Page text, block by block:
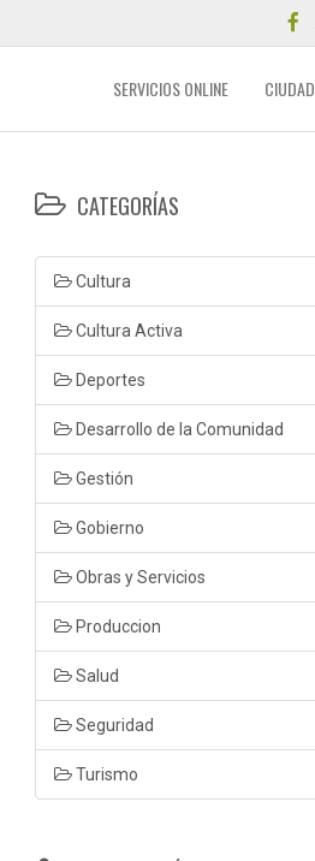
SERVICIOS ONLINE CIUDAD
CATEGORÍAS
Cultura
Cultura Activa
Deportes
Desarrollo de la Comunidad
Gestión
Gobierno
Obras y Servicios
Produccion
Salud
Seguridad
Turismo